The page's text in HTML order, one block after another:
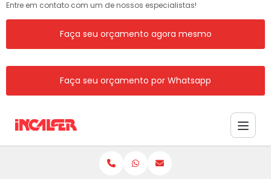
Entre em contato com um de nossos especialistas!
Faça seu orçamento agora mesmo
Faça seu orçamento por Whatsapp